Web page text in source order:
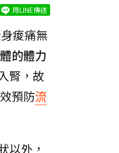
用LINE傳送
痠痛無
的體力
腎，故
預防流
以外，